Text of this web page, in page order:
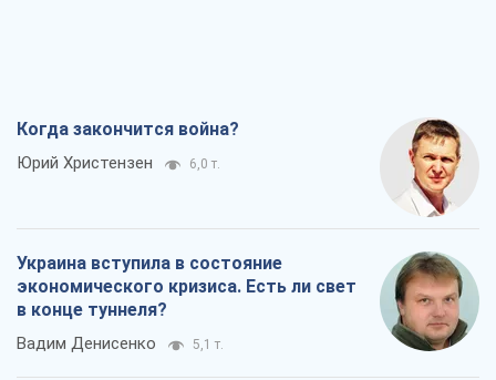
Когда закончится война?
Юрий Христензен 6,0 т.
Украина вступила в состояние
экономического кризиса. Есть ли свет
в конце туннеля?
Вадим Денисенко 5,1 т.